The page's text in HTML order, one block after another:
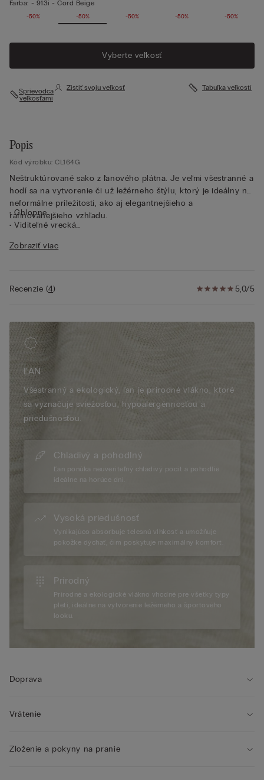
Farba: - 913i - Cord Beige
-50% -50% -50% -50% -50%
Vyberte veľkosť
Sprievodca
veľkosťami
Zistiť svoju veľkosť Tabuľka veľkostí
Popis
Kód výrobku: CL164G
Neštruktúrované sako z ľanového plátna. Je veľmi všestranné a
hodí sa na vytvorenie či už ležérneho štýlu, ktorý je ideálny na
neformálne príležitosti, ako aj elegantnejšieho a
rafinovanejšieho vzhľadu.
• Chlopne
• Viditeľné vrecká
• Rozstrihy na zadnom diele
• Modelka je vysoká 175 cm a nosí veľkosť S
Zobraziť viac
5,0/5
Recenzie(4)
ĽAN
Všestranný a ekologický, ľan je prírodné vlákno, ktoré
sa vyznačuje sviežosťou, hypoalergénnosťou a
priedušnosťou.
Chladivý a pohodlný
Ľan ponúka neuveriteľný chladivý pocit a pohodlie
ideálne na horúce dni.
Vysoká priedušnosť
Vynikajúco absorbuje telesnú vlhkosť a umožňuje
pokožke dýchať, čím poskytuje maximálny komfort.
Prírodný
Prírodné a ekologické vlákno vhodné pre všetky typy
pleti, ideálne na vytvorenie ležérneho a športového
looku.
Doprava
Vrátenie
Zloženie a pokyny na pranie